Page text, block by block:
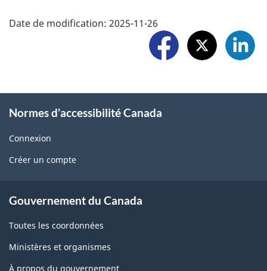
t
r
o
b
l
m
o
n
r
i
d
g
e
t
b
l
o
Date de modification: 2025-11-26
F
o
U
Normes d'accessibilité Canada
Connexion
Créer un compte
About
Gouvernement du Canada
Toutes les coordonnées
Ministères et organismes
À propos du gouvernement